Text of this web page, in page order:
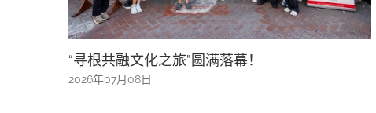
AI真假资讯风险升温 宗乡总会办讲座助公众防骗
辨识资讯